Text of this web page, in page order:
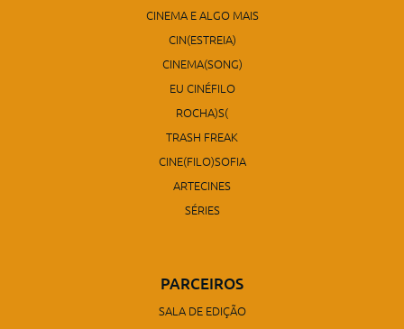
CINEMA E ALGO MAIS
CIN(ESTREIA)
CINEMA(SONG)
EU CINÉFILO
ROCHA)S(
TRASH FREAK
CINE(FILO)SOFIA
ARTECINES
SÉRIES
PARCEIROS
SALA DE EDIÇÃO